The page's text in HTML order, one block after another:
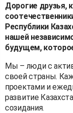
Дорогие друзья,
Республики
нашей
будущем,
Мы – люди с
своей страны.
проектами и
развитие
созидания.